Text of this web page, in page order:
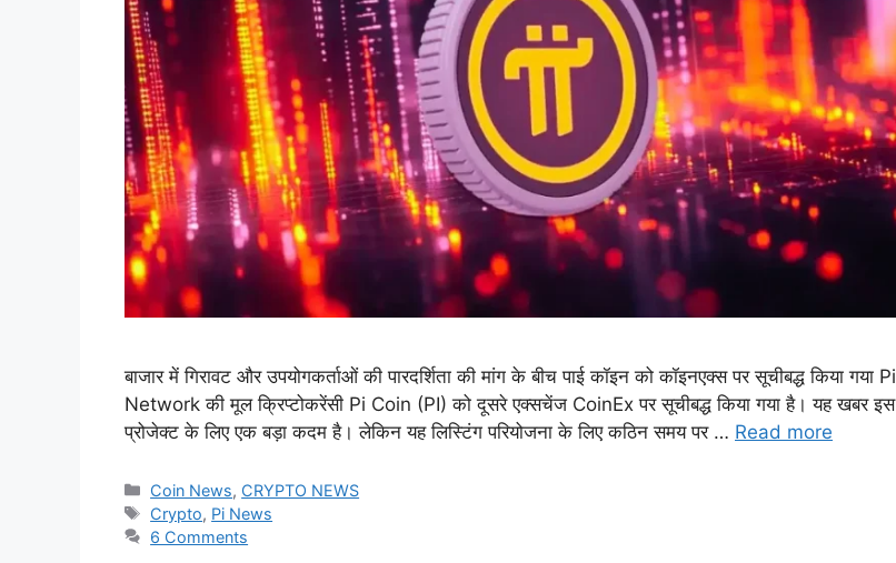
बाजार में गिरावट और उपयोगकर्ताओं की पारदर्शिता की मांग के बीच पाई कॉइन को कॉइनएक्स पर सूचीबद्ध किया गया Pi
Network की मूल क्रिप्टोकरेंसी Pi Coin (PI) को दूसरे एक्सचेंज CoinEx पर सूचीबद्ध किया गया है। यह खबर इस
प्रोजेक्ट के लिए एक बड़ा कदम है। लेकिन यह लिस्टिंग परियोजना के लिए कठिन समय पर … Read more
Categories
Coin News, CRYPTO NEWS
Tags
Crypto, Pi News
6 Comments